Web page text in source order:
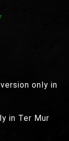
only in
in Ter Mur